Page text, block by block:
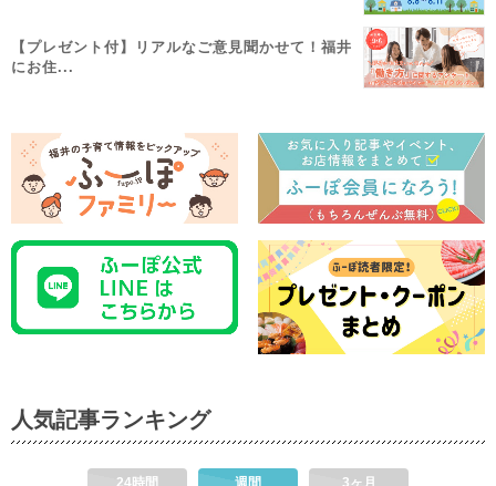
【プレゼント付】リアルなご意見聞かせて！福井
にお住...
人気記事ランキング
24時間 週間 3ヶ月